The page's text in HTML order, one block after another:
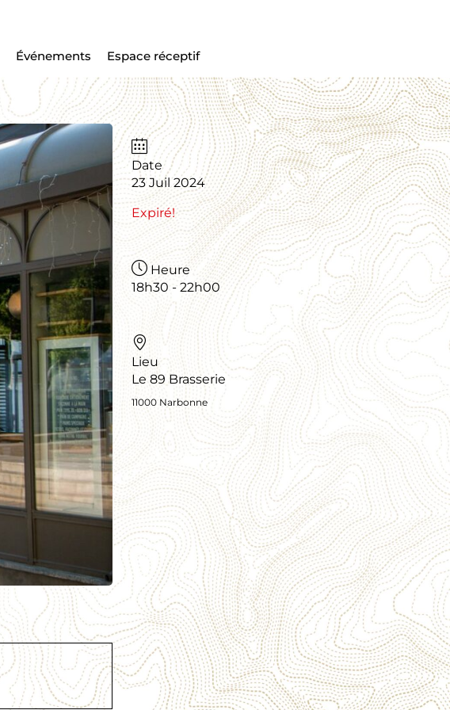
Événements Espace réceptif
Date
23 Juil 2024
Expiré!
Heure
18h30 - 22h00
Lieu
Le 89 Brasserie
11000 Narbonne